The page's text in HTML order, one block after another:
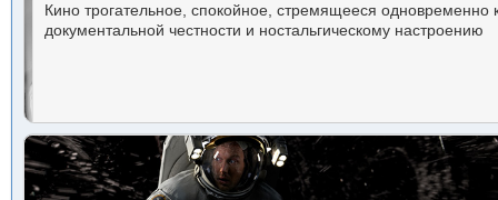
Кино трогательное, спокойное, стремящееся одновременно
документальной честности и ностальгическому настроению